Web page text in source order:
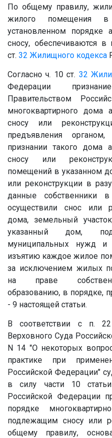
По общему правилу,
жилого помещения
установленном
сносу, обеспечиваются в
ст. 32 Жилищного кодекса
Согласно ч. 10 ст. 32
Федерации
Правительством
многоквартирного
сносу или
предъявления
признании такого
сносу или
помещений в указанном
или реконструкции в
данные собственники
осуществили снос или
дома, земельный
указанный дом,
муниципальных нужд и
изъятию каждое жилое
за исключением жилых
на праве
образованию, в порядке,
- 9 настоящей статьи.
В соответствии с п.
Верховного Суда
N 14 "О некоторых
практике при
Российской Федерации"
в силу части 10
Российской Федерации
порядке
подлежащим сносу или
общему правилу,